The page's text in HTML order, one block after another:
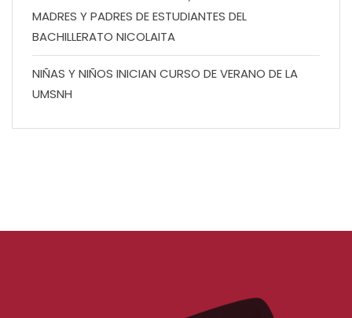
MADRES Y PADRES DE ESTUDIANTES DEL
BACHILLERATO NICOLAITA
NIÑAS Y NIÑOS INICIAN CURSO DE VERANO DE LA
UMSNH